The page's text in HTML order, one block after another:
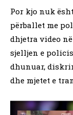
Por kjo nuk
përballet me
dhjetra video
sjelljen e
dhunuar,
dhe mjetet e